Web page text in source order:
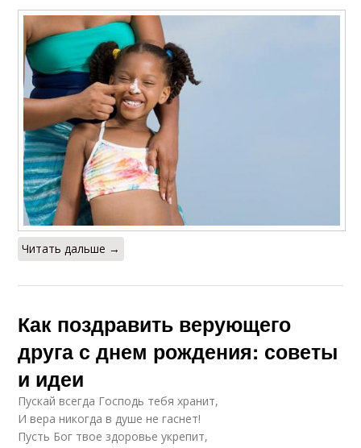
Читать дальше →
Как поздравить верующего
друга с днем рождения: советы
и идеи
Пускай всегда Господь тебя хранит,
И вера никогда в душе не гаснет!
Пусть Бог твое здоровье укрепит,